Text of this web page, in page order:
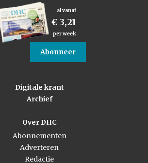
al vanaf
€ 3,21
per week
Abonneer
Digitale krant
Archief
Over DHC
Abonnementen
Adverteren
Redactie